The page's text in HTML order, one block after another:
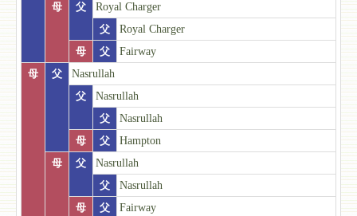
母
父
Royal Charger
父
Royal Charger
母
父
Fairway
母
父
Nasrullah
父
Nasrullah
父
Nasrullah
母
父
Hampton
母
父
Nasrullah
父
Nasrullah
母
父 Fairway